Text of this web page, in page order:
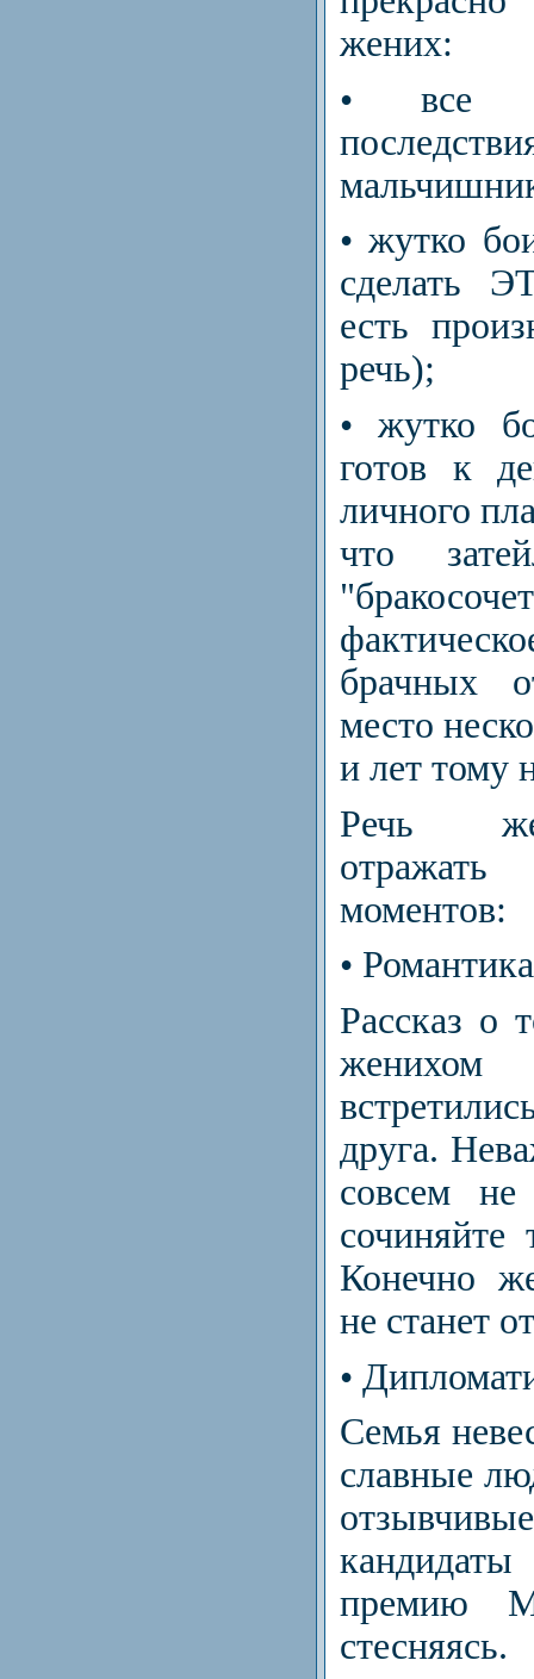
жених:
• все
• жутко
сделать
есть
речь);
• жутко
готов к
личного
что
брачных
место
и лет тому
Речь
моментов:
• Романтика
Рассказ о
друга.
совсем не
Конечно
не станет
•
Семья
славные
премию
стесняясь.